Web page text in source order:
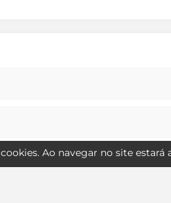
cookies. Ao navegar no site estará